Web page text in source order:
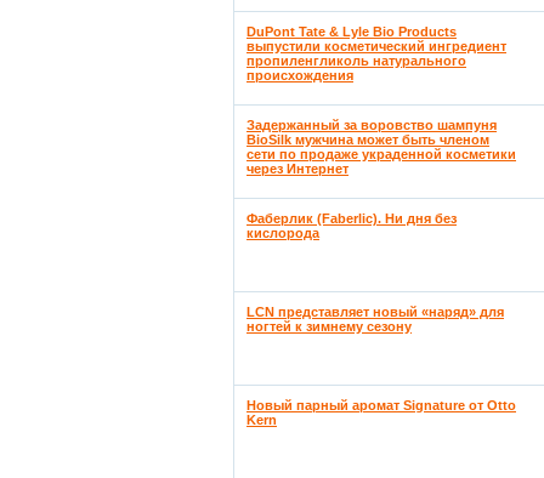
DuPont Tate & Lyle Bio Products
выпустили косметический ингредиент
пропиленгликоль натурального
происхождения
Задержанный за воровство шампуня
BioSilk мужчина может быть членом
сети по продаже украденной косметики
через Интернет
Фаберлик (Faberlic). Ни дня без
кислорода
LCN представляет новый «наряд» для
ногтей к зимнему сезону
Новый парный аромат Signature от Otto
Kern